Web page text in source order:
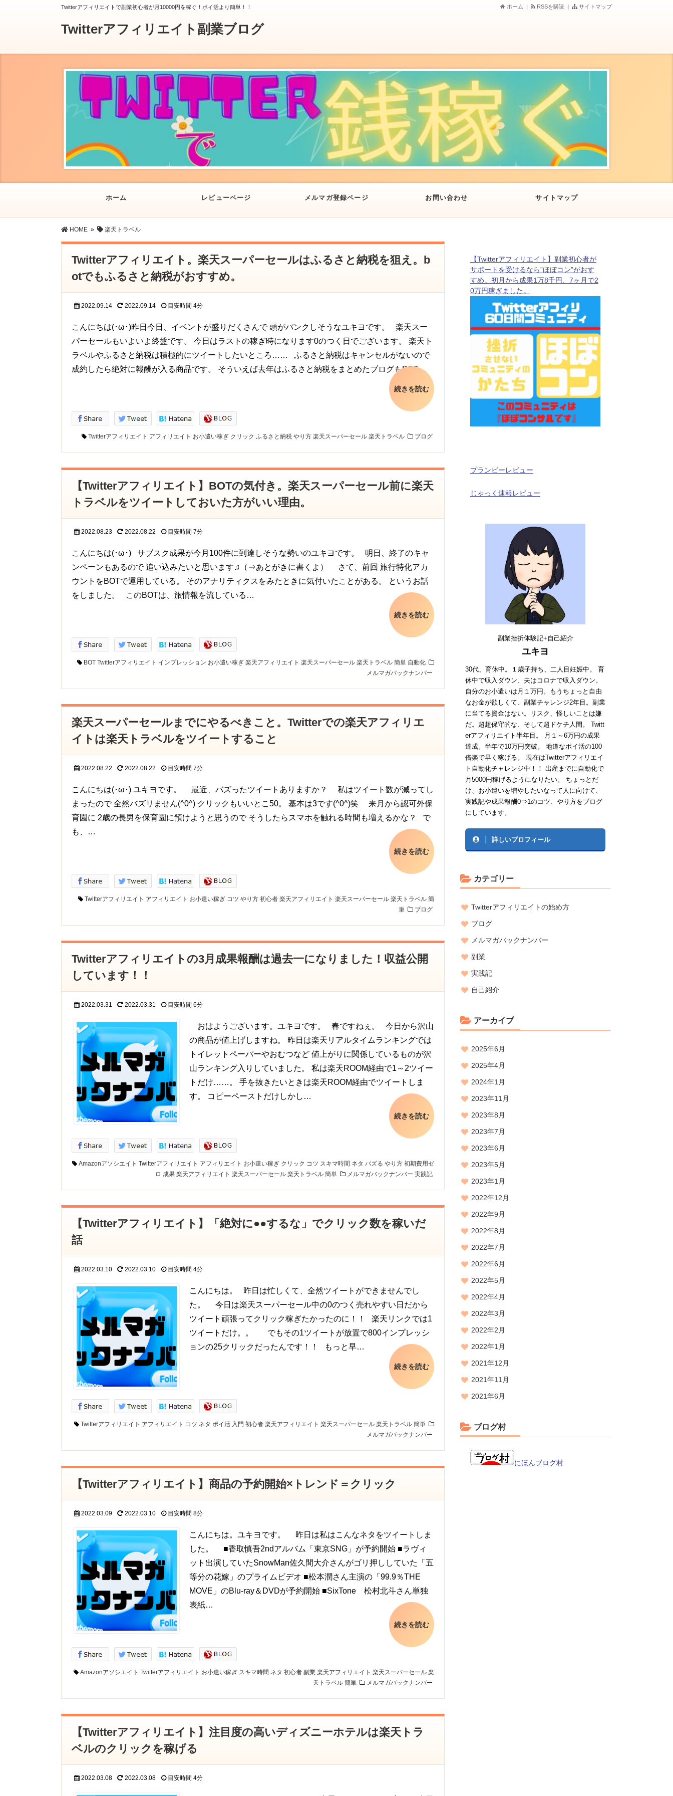
Twitterアフィリエイトで副業初心者が月10000円を稼ぐ！ポイ活より簡単！！ サイトマップ
RSSを購読 |
ホーム |
Twitterアフィリエイト副業ブログ
ホーム レビューページ メルマガ登録ページ お問い合わせ サイトマップ
HOME » 楽天トラベル
Twitterアフィリエイト。楽天スーパーセールはふるさと納税を狙え。b
otでもふるさと納税がおすすめ。
2022.09.14 2022.09.14 目安時間 4分
こんにちは(･ω･)昨日今日、イベントが盛りだくさんで 頭がパンクしそうなユキヨです。 楽天スー
パーセールもいよいよ終盤です。 今日はラストの稼ぎ時になります0のつく日でございます。 楽天ト
ラベルやふるさと納税は積極的にツイートしたいところ…… ふるさと納税はキャンセルがないので
成約したら絶対に報酬が入る商品です。 そういえば去年はふるさと納税をまとめたブログもBOT…
続きを読む
Twitterアフィリエイト アフィリエイト お小遣い稼ぎ クリック ふるさと納税 やり方 楽天スーパーセール 楽天トラベル ブログ
【Twitterアフィリエイト】BOTの気付き。楽天スーパーセール前に楽天
トラベルをツイートしておいた方がいい理由。
2022.08.23 2022.08.22 目安時間 7分
こんにちは(･ω･) サブスク成果が今月100件に到達しそうな勢いのユキヨです。 明日、終了のキャ
ンペーンもあるので 追い込みたいと思います♫（⇒あとがきに書くよ） さて、前回 旅行特化アカ
ウントをBOTで運用している。 そのアナリティクスをみたときに気付いたことがある。 というお話
をしました。 このBOTは、旅情報を流している…
続きを読む
BOT Twitterアフィリエイト インプレッション お小遣い稼ぎ 楽天アフィリエイト 楽天スーパーセール 楽天トラベル 簡単 自動化
メルマガバックナンバー
楽天スーパーセールまでにやるべきこと。Twitterでの楽天アフィリエ
イトは楽天トラベルをツイートすること
2022.08.22 2022.08.22 目安時間 7分
こんにちは(･ω･) ユキヨです。 最近、バズったツイートありますか？ 私はツイート数が減ってし
まったので 全然バズリません(^0^) クリックもいいとこ50。 基本は3です(^0^)笑 来月から認可外保
育園に 2歳の長男を保育園に預けようと思うので そうしたらスマホを触れる時間も増えるかな？ で
も、…
続きを読む
Twitterアフィリエイト アフィリエイト お小遣い稼ぎ コツ やり方 初心者 楽天アフィリエイト 楽天スーパーセール 楽天トラベル 簡
単
ブログ
Twitterアフィリエイトの3月成果報酬は過去一になりました！収益公開
しています！！
2022.03.31 2022.03.31 目安時間 6分
おはようございます。ユキヨです。 春ですねぇ。 今日から沢山
の商品が値上げしますね。 昨日は楽天リアルタイムランキングでは
トイレットペーパーやおむつなど 値上がりに関係しているものが沢
山ランキング入りしていました。 私は楽天ROOM経由で1～2ツイー
トだけ……。 手を抜きたいときは楽天ROOM経由でツイートしま
す。 コピーペーストだけしかし…
続きを読む
Amazonアソシエイト Twitterアフィリエイト アフィリエイト お小遣い稼ぎ クリック コツ スキマ時間 ネタ バズる やり方 初期費用ゼ
ロ 成果 楽天アフィリエイト 楽天スーパーセール 楽天トラベル 簡単 メルマガバックナンバー 実践記
【Twitterアフィリエイト】「絶対に●●するな」でクリック数を稼いだ
話
2022.03.10 2022.03.10 目安時間 4分
こんにちは。 昨日は忙しくて、全然ツイートができませんでし
た。 今日は楽天スーパーセール中の0のつく売れやすい日だから
ツイート頑張ってクリック稼ぎたかったのに！！ 楽天リンクでは1
ツイートだけ。。 でもその1ツイートが放置で800インプレッシ
ョンの25クリックだったんです！！ もっと早…
続きを読む
Twitterアフィリエイト アフィリエイト コツ ネタ ポイ活 入門 初心者 楽天アフィリエイト 楽天スーパーセール 楽天トラベル 簡単
メルマガバックナンバー
【Twitterアフィリエイト】商品の予約開始×トレンド＝クリック
2022.03.09 2022.03.10 目安時間 8分
こんにちは。ユキヨです。 昨日は私はこんなネタをツイートしま
した。 ■香取慎吾2ndアルバム「東京SNG」が予約開始 ■ラヴィ
ット出演していたSnowMan佐久間大介さんがゴリ押ししていた「五
等分の花嫁」のプライムビデオ ■松本潤さん主演の「99.9％THE
MOVE」のBlu-ray＆DVDが予約開始 ■SixTone 松村北斗さん単独
表紙…
続きを読む
Amazonアソシエイト Twitterアフィリエイト お小遣い稼ぎ スキマ時間 ネタ 初心者 副業 楽天アフィリエイト 楽天スーパーセール 楽
天トラベル 簡単 メルマガバックナンバー
【Twitterアフィリエイト】注目度の高いディズニーホテルは楽天トラ
ベルのクリックを稼げる
2022.03.08 2022.03.08 目安時間 4分
【Twitterアフィリエイト】副業初心者が
サポートを受けるなら”ほぼコン”がおす
すめ。初月から成果1万8千円、7ヶ月で2
0万円稼ぎました。
プランビーレビュー
じゃっく速報レビュー
副業挫折体験記+自己紹介
ユキヨ
30代、育休中。１歳子持ち、二人目妊娠中。 育
休中で収入ダウン、夫はコロナで収入ダウン。
自分のお小遣いは月１万円。もうちょっと自由
なお金が欲しくて、副業チャレンジ2年目。副業
に当てる資金はない。リスク、怪しいことは嫌
だ。超超保守的な、そして超ドケチ人間。 Twitt
erアフィリエイト半年目。 月１～6万円の成果
達成。半年で10万円突破。 地道なポイ活の100
倍楽で早く稼げる。 現在はTwitterアフィリエイ
ト自動化チャレンジ中！！ 出産までに自動化で
月5000円稼げるようになりたい。 ちょっとだ
け、お小遣いを増やしたいなって人に向けて、
実践記や成果報酬0⇒1のコツ、やり方をブログ
にしています。
詳しいプロフィール
カテゴリー
Twitterアフィリエイトの始め方
ブログ
メルマガバックナンバー
副業
実践記
自己紹介
アーカイブ
2025年6月
2025年4月
2024年1月
2023年11月
2023年8月
2023年7月
2023年6月
2023年5月
2023年1月
2022年12月
2022年9月
2022年8月
2022年7月
2022年6月
2022年5月
2022年4月
2022年3月
2022年2月
2022年1月
2021年12月
2021年11月
2021年6月
ブログ村
にほんブログ村